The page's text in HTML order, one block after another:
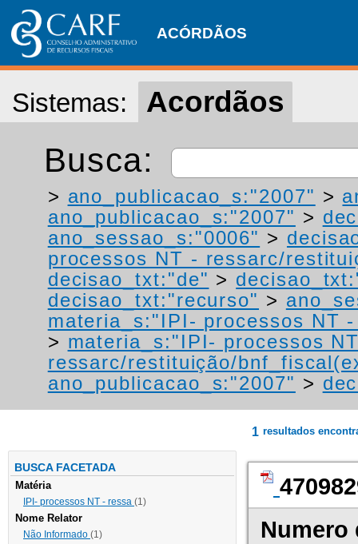
ACÓRDÃOS
Sistemas: Acordãos
Busca:
> ano_publicacao_s:"2007" >
ano_publicacao_s:"2007" >
ano_sessao_s:"0006" >
processos NT - ressarc/
decisao_txt:"de" >
decisao_txt:"recurso" >
materia_s:"IPI- processos NT
> materia_s:"IPI- processos
ressarc/restituição/
ano_publicacao_s:"2007" >
BUSCA FACETADA
Matéria
IPI- processos NT - ressa (1)
Nome Relator
Não Informado (1)
1 resultados
Numero